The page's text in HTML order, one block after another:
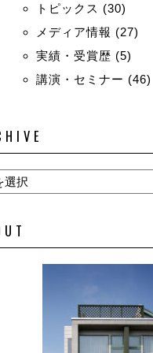
トピックス (30)
メディア情報 (27)
実績・受賞歴 (5)
講演・セミナー (46)